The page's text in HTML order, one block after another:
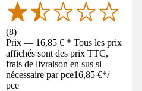
(8)
Prix — 16,85 € * Tous les prix
affichés sont des prix TTC,
frais de livraison en sus si
nécessaire par pce16,85 €*/
pce